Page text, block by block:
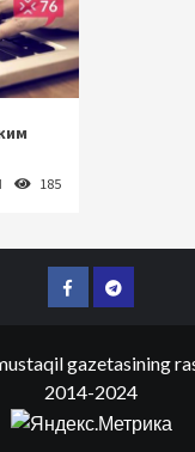
185
FacebookTelegram
gazetasining
2014-2024